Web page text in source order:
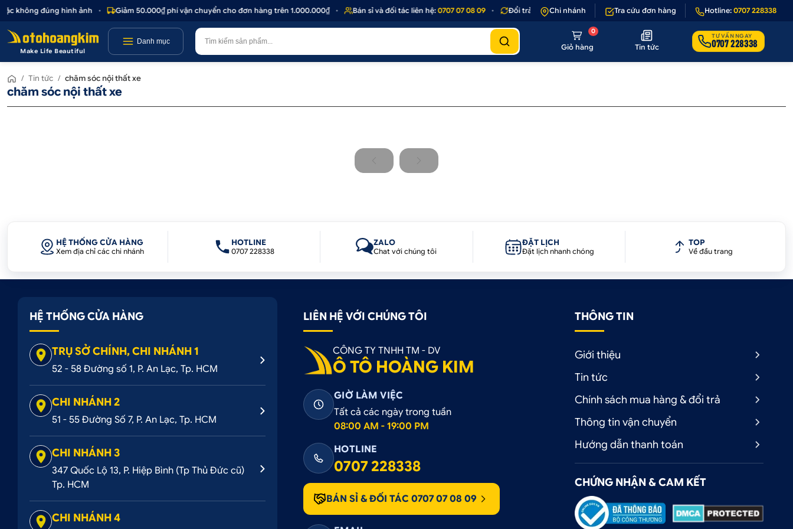
không đúng hình ảnh Giảm 50.000₫ phí vận chuyển cho đơn hàng trên 1.000.000₫ Bán sỉ và đối tác liên hệ:0707 07 08 09 Đổi trả 1 - 1 nếu sản phẩm lỗi hoặc không đúng hình ảnh • Giảm 50.000₫ phí
Chi nhánh Tra cứu đơn hàng Hotline: 0707 228338
Make Life Beautiful
Danh mục
Giỏ hàng
0
Tin tức
TƯ VẤN NGAY
0707 228338
/ Tin tức / chăm sóc nội thất xe
chăm sóc nội thất xe
HỆ THỐNG CỬA HÀNG
Xem địa chỉ các chi nhánh
HOTLINE
0707 228338
ZALO
Chat với chúng tôi
ĐẶT LỊCH
Đặt lịch nhanh chóng
TOP
Về đầu trang
HỆ THỐNG CỬA HÀNG
TRỤ SỞ CHÍNH, CHI NHÁNH 1
52 - 58 Đường số 1, P. An Lạc, Tp. HCM
CHI NHÁNH 2
51 - 55 Đường Số 7, P. An Lạc, Tp. HCM
CHI NHÁNH 3
347 Quốc Lộ 13, P. Hiệp Bình (Tp Thủ Đức cũ)
Tp. HCM
CHI NHÁNH 4
LIÊN HỆ VỚI CHÚNG TÔI
CÔNG TY TNHH TM - DV
Ô TÔ HOÀNG KIM
GIỜ LÀM VIỆC
Tất cả các ngày trong tuần
08:00 AM - 19:00 PM
HOTLINE
0707 228338
BÁN SỈ & ĐỐI TÁC 0707 07 08 09
THÔNG TIN
Giới thiệu
Tin tức
Chính sách mua hàng & đổi trả
Thông tin vận chuyển
Hướng dẫn thanh toán
CHỨNG NHẬN & CAM KẾT